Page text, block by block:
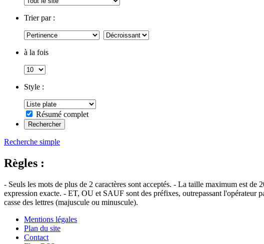
Trier par :
à la fois
Style :
Résumé complet
Recherche simple
Règles :
- Seuls les mots de plus de 2 caractères sont acceptés. - La taille maximum est
expression exacte. - ET, OU et SAUF sont des préfixes, outrepassant l'opérateur
casse des lettres (majuscule ou minuscule).
Mentions légales
Plan du site
Contact